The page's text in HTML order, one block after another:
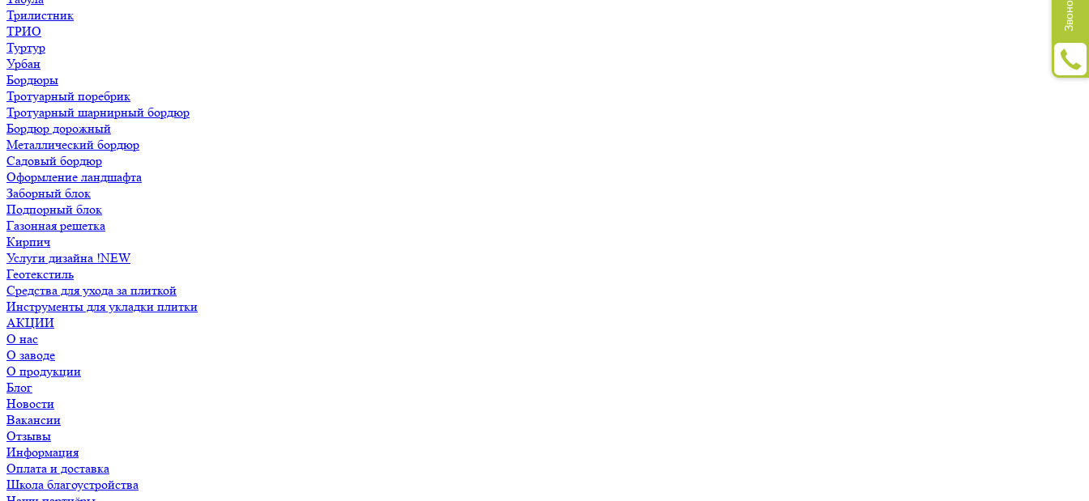
Трилистник
ТРИО
Туртур
Урбан
Бордюры
Тротуарный поребрик
Тротуарный шарнирный бордюр
Бордюр дорожный
Металлический бордюр
Садовый бордюр
Оформление ландшафта
Заборный блок
Подпорный блок
Газонная решетка
Кирпич
Услуги дизайна !NEW
Геотекстиль
Средства для ухода за плиткой
Инструменты для укладки плитки
АКЦИИ
О нас
О заводе
О продукции
Блог
Новости
Вакансии
Отзывы
Информация
Оплата и доставка
Школа благоустройства